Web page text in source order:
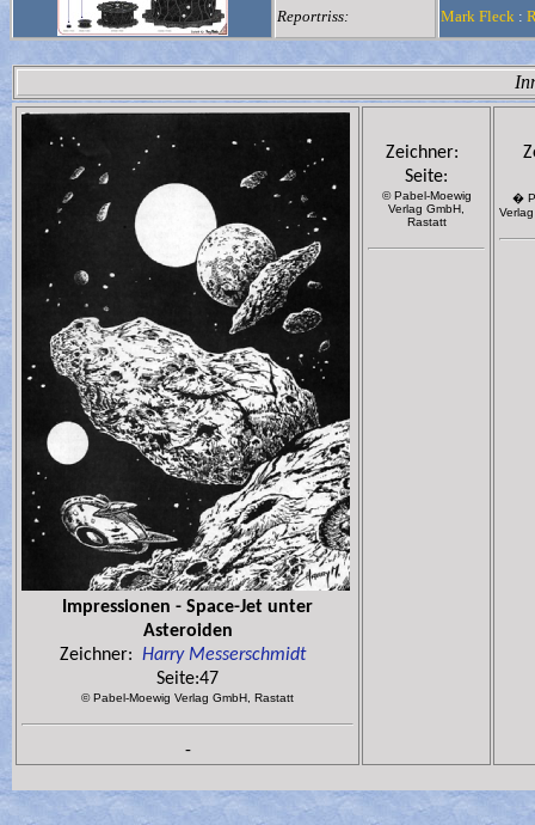
Reportriss: Mark Fleck :
Impressionen - Space-Jet unter
Asteroiden
Zeichner: Harry Messerschmidt
Seite:47
© Pabel-Moewig Verlag GmbH, Rastatt
-
Zeichner:
Seite:
© Pabel-Moewig
Verlag GmbH,
Rastatt
�